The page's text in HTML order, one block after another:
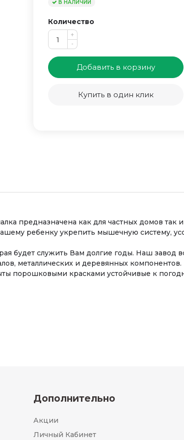
В НАЛИЧИИ
Количество
+
-
Добавить в корзину
Купить в один клик
предназначена как для частных домов так
ребенку укрепить мышечную систему,
будет служить Вам долгие годы. Наш завод
металлических и деревянных
порошковыми красками устойчивые к
Дополнительно
Акции
Личный Кабинет